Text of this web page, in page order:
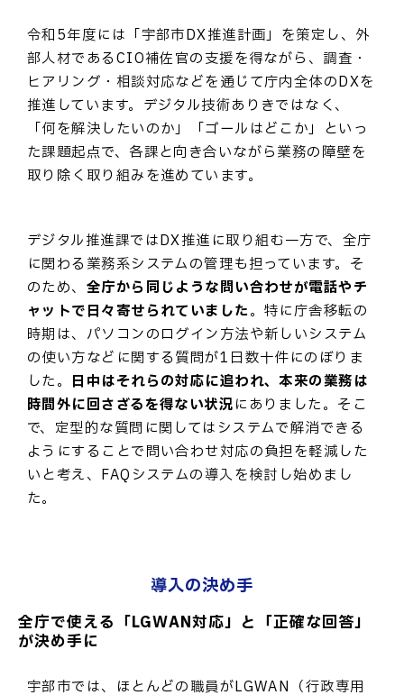
令和5年度には「宇部市DX推進計画」を策定し、外
部人材であるCIO補佐官の支援を得ながら、調査・
ヒアリング・相談対応などを通じて庁内全体のDXを
推進しています。デジタル技術ありきではなく、
「何を解決したいのか」「ゴールはどこか」といっ
た課題起点で、各課と向き合いながら業務の障壁を
取り除く取り組みを進めています。
デジタル推進課ではDX推進に取り組む一方で、全庁
に関わる業務系システムの管理も担っています。そ
のため、 全庁から同じような問い合わせが電話やチ
ャットで日々寄せられていました。特に庁舎移転の
時期は、パソコンのログイン方法や新しいシステム
の使い方などに関する質問が1日数十件にのぼりま
した。 日中はそれらの対応に追われ、本来の業務は
時間外に回さざるを得ない状況にありました。そこ
で、定型的な質問に関してはシステムで解消できる
ようにすることで問い合わせ対応の負担を軽減した
いと考え、FAQシステムの導入を検討し始めまし
た。
導入の決め手
全庁で使える「LGWAN対応」と「正確な回答」
が決め手に
宇部市では、ほとんどの職員がLGWAN（行政専用